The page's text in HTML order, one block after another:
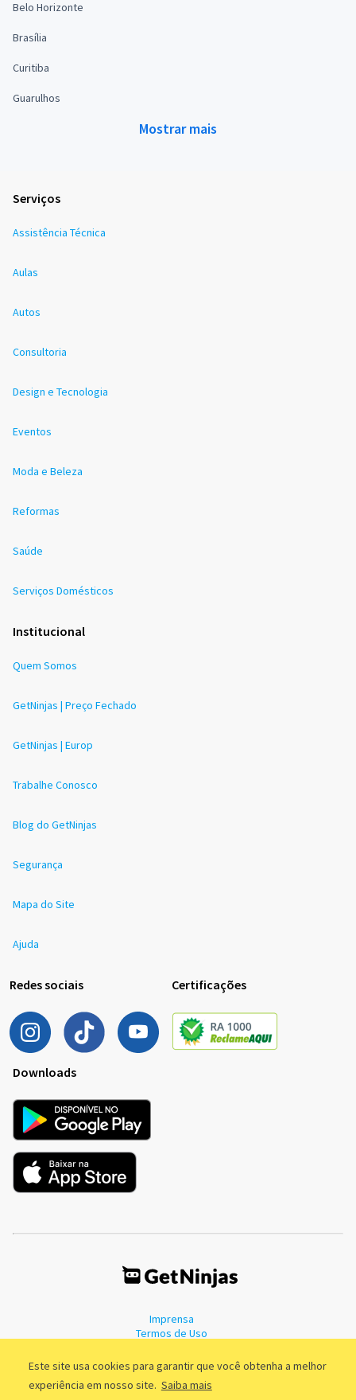
Este site usa cookies para garantir que você obtenha a melhor
experiência em nosso site. Saiba mais
Belo Horizonte
Brasília
Curitiba
Guarulhos
Mostrar mais
Serviços
Assistência Técnica
Aulas
Autos
Consultoria
Design e Tecnologia
Eventos
Moda e Beleza
Reformas
Saúde
Serviços Domésticos
Institucional
Quem Somos
GetNinjas | Preço Fechado
GetNinjas | Europ
Trabalhe Conosco
Blog do GetNinjas
Segurança
Mapa do Site
Ajuda
Redes sociais Certificações
Downloads
Imprensa
Termos de Uso